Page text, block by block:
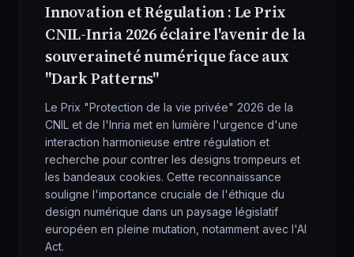
Innovation et Régulation : Le Prix
CNIL-Inria 2026 éclaire l'avenir de la
souveraineté numérique face aux
"Dark Patterns"
Le Prix "Protection de la vie privée" 2026 de la
CNIL et de l'Inria met en lumière l'urgence d'une
interaction harmonieuse entre régulation et
recherche pour contrer les designs trompeurs et
les bandeaux cookies. Cette reconnaissance
souligne l'importance cruciale de l'éthique du
design numérique dans un paysage législatif
européen en pleine mutation, notamment avec l'AI
Act.